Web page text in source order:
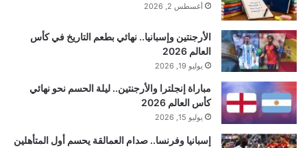
أغسطس 2, 2026
الأرجنتين وإسبانيا.. نهائي بطعم التاريخ في كأس
العالم 2026
يوليو 19, 2026
مباراة إنجلترا والأرجنتين.. ليلة الحسم نحو نهائي
كأس العالم 2026
يوليو 15, 2026
إسبانيا وفرنسا.. صدام العمالقة يحسم أول المتأهلين